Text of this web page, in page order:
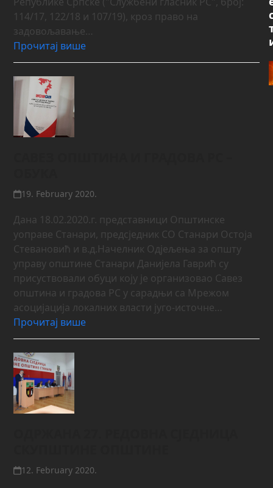
114/17, 122/18 и 107/19), кроз право на
задовољавање…
Прочитај више
19. February 2020.
Дана 18.02.2020.г. представници Општинске
уоправе Станари, предсједник СО Станари Остоја
Стевановић и в.д.Начелник Одјељења за општу
управу општине Станари Данијела Гаврић су
присуствовали обуци коју је организовао Савез
општина и градова РС у сарадњи са Мрежом
асоцијација локалних власти југо-источне…
Прочитај више
12. February 2020.